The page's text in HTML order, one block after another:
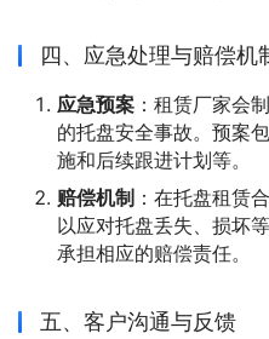
四、应急处理与赔偿机
应急预案 ：租赁厂家会
的托盘安全事故。预案
施和后续跟进计划等。
赔偿机制 ：在托盘租赁
以应对托盘丢失、损坏
承担相应的赔偿责任。
五、客户沟通与反馈